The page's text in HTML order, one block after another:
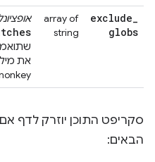
exclude_
globs
array of
string
את
סקריפט התוכן יוזרק לדף
הבאים: